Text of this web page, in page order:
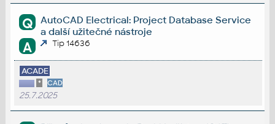
Q
AutoCAD Electrical: Project Database Service
a další užitečné nástroje
A Tip 14636
ACADE
* CAD
25.7.2025